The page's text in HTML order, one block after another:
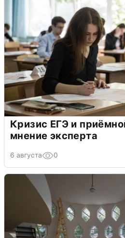
Кризис ЕГЭ и
мнение эксперта
6 августа 0